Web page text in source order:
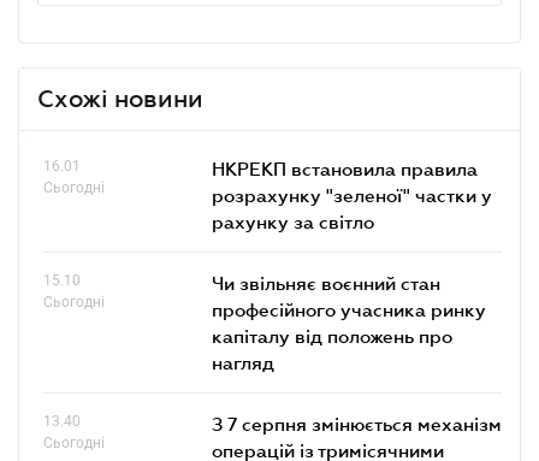
Схожі новини
16.01
Сьогодні
НКРЕКП встановила правила
розрахунку "зеленої" частки у
рахунку за світло
15.10
Сьогодні
Чи звільняє воєнний стан
професійного учасника ринку
капіталу від положень про
нагляд
13.40
Сьогодні
З 7 серпня змінюється механізм
операцій із тримісячними